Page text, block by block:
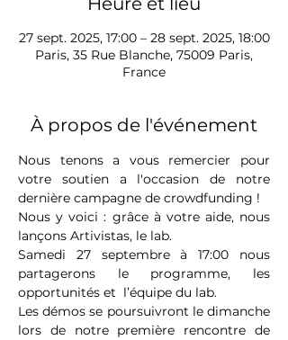
27 sept. 2025, 17:00 – 28 sept. 2025, 18:00
Paris, 35 Rue Blanche, 75009 Paris,
France
À propos de l'événement
Nous tenons a vous remercier pour
votre soutien a l'occasion de notre
dernière campagne de crowdfunding !
Nous y voici : grâce à votre aide, nous
lançons Artivistas, le lab.
Samedi 27 septembre à 17:00 nous
partagerons le programme, les
opportunités et  l’équipe du lab.
Les démos se poursuivront le dimanche
lors de notre première rencontre de